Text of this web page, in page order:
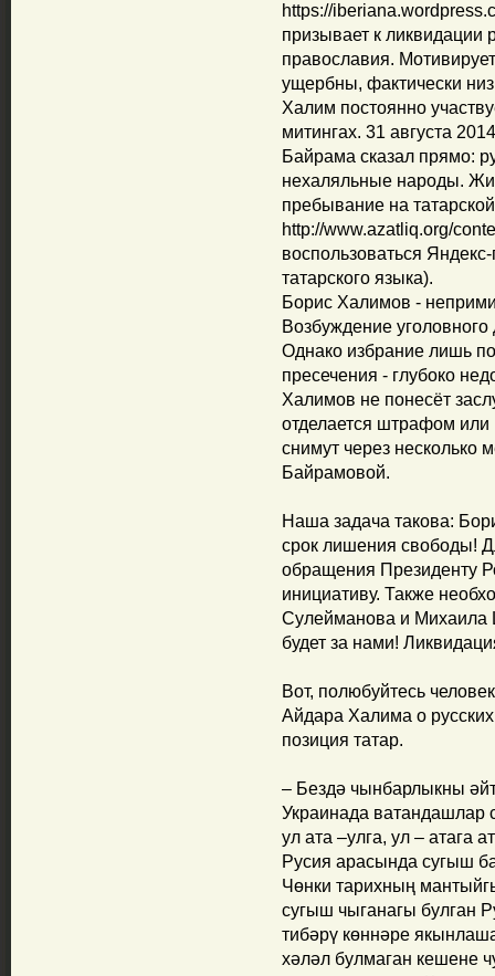
https://
призывает к ликвидации
православия.
ущербны, фактически
Халим постоянно
митингах. 31 августа
Байрама сказал прямо:
нехаляльные народы.
пребывание на
http://www.azatliq.org/
воспользоваться
татарского языка).
Борис Халимов -
Возбуждение
Однако избрание лишь
пресечения - глубоко
Халимов не понесёт
отделается штрафом или
снимут через несколько
Байрамовой.
Наша задача такова:
срок лишения свободы!
обращения Президенту
инициативу. Также
Сулейманова и Михаила
будет за нами!
Вот, полюбуйтесь
Айдара Халима о
позиция татар.
– Бездә чынбарлыкны
Украинада
ул ата –улга, ул – атага
Русия арасында сугыш
Чөнки тарихның
сугыш чыганагы булган
тибәрү көннәре
хәләл булмаган кешене